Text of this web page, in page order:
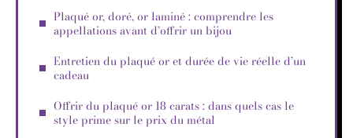
Plaqué or, doré, or laminé : comprendre les
appellations avant d’offrir un bijou
Entretien du plaqué or et durée de vie réelle d’un
cadeau
Offrir du plaqué or 18 carats : dans quels cas le
style prime sur le prix du métal